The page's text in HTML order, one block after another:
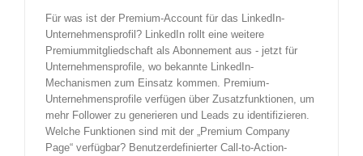
Für was ist der Premium-Account für das LinkedIn-
Unternehmensprofil? LinkedIn rollt eine weitere
Premiummitgliedschaft als Abonnement aus - jetzt für
Unternehmensprofile, wo bekannte LinkedIn-
Mechanismen zum Einsatz kommen. Premium-
Unternehmensprofile verfügen über Zusatzfunktionen, um
mehr Follower zu generieren und Leads zu identifizieren.
Welche Funktionen sind mit der „Premium Company
Page“ verfügbar? Benutzerdefinierter Call-to-Action-